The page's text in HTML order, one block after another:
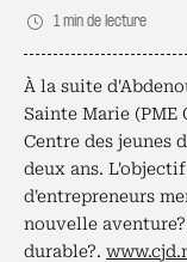
1 min de lecture
À la suite
Sainte Marie (PME
Centre des jeunes
deux ans.
d'entrepreneurs
nouvelle
durable?.